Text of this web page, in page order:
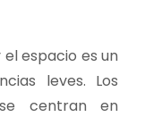
espacio es un
leves. Los
centran en